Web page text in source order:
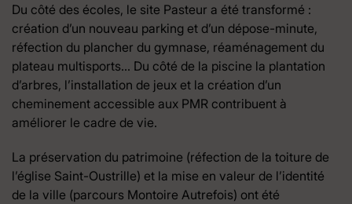
Du côté des écoles, le site Pasteur a été transformé :
création d’un nouveau parking et d’un dépose-minute,
réfection du plancher du gymnase, réaménagement du
plateau multisports… Du côté de la piscine la plantation
d’arbres, l’installation de jeux et la création d’un
cheminement accessible aux PMR contribuent à
améliorer le cadre de vie.
La préservation du patrimoine (réfection de la toiture de
l’église Saint-Oustrille) et la mise en valeur de l’identité
de la ville (parcours Montoire Autrefois) ont été